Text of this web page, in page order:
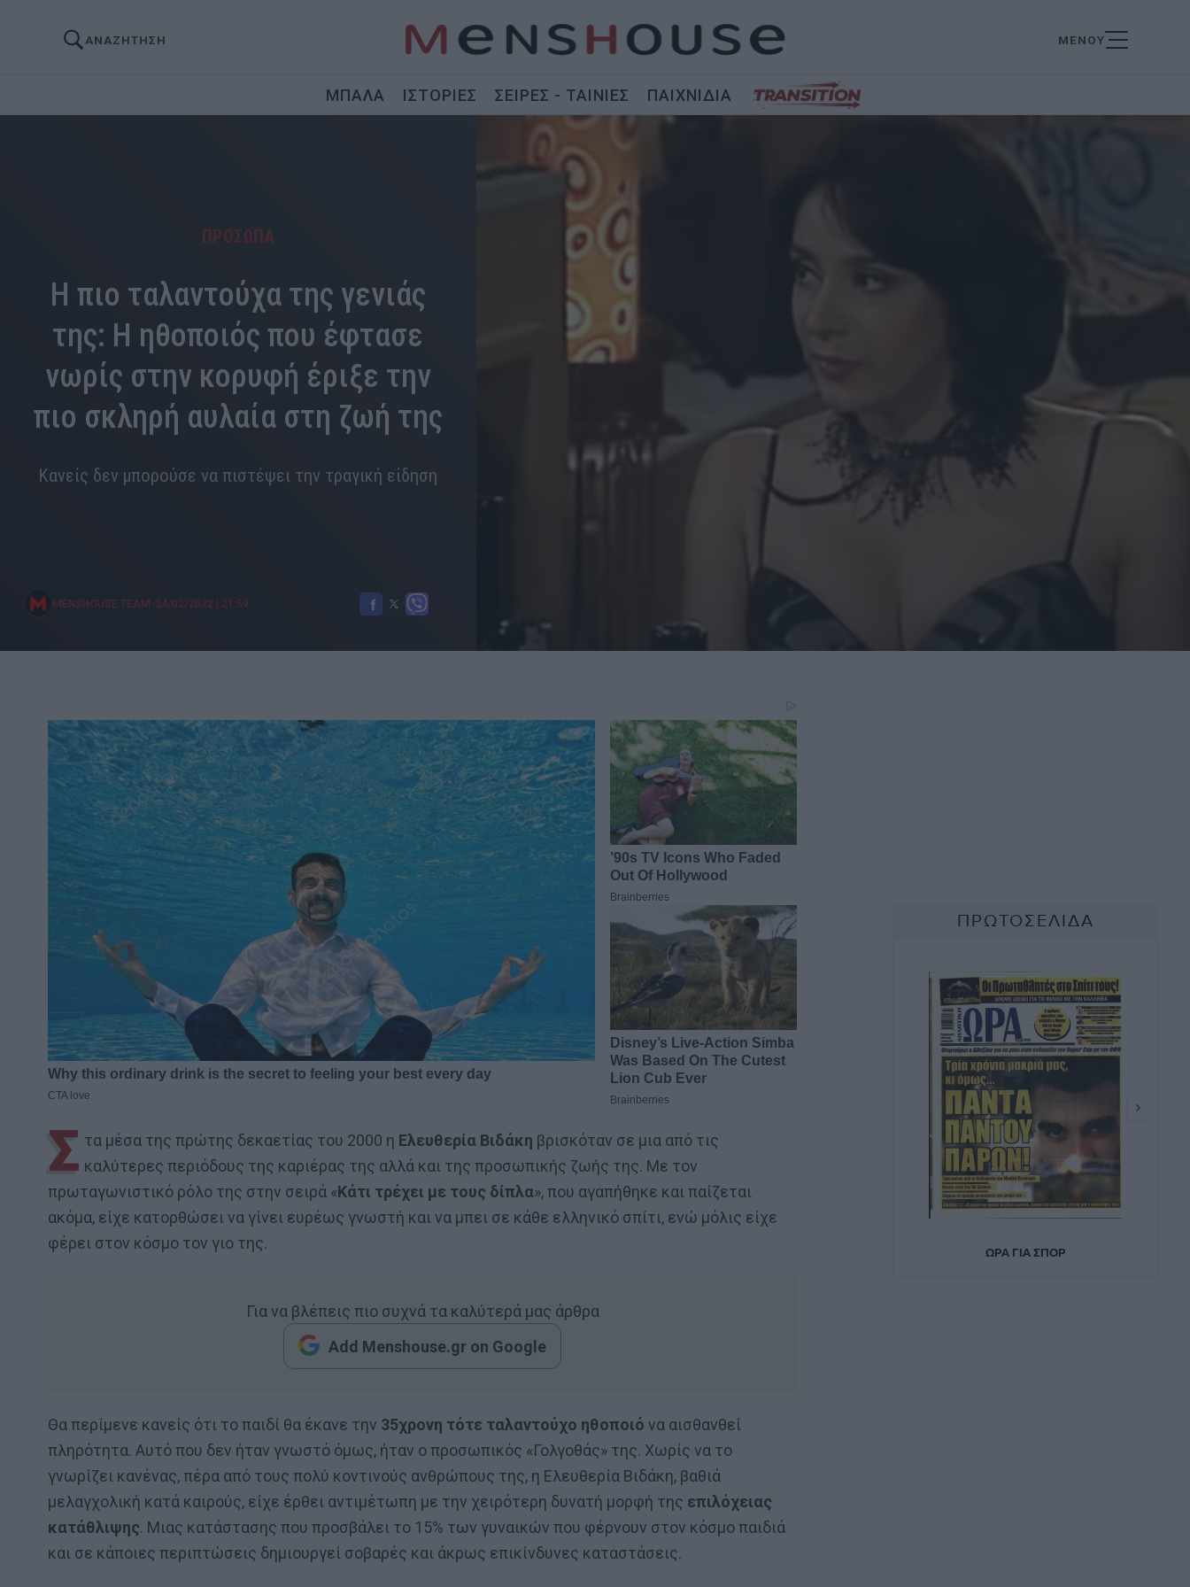
ΑΝΑΖΗΤΗΣΗ ΜΕΝΟΥ
ΜΠΑΛΑ ΙΣΤΟΡΙΕΣ ΣΕΙΡΕΣ - ΤΑΙΝΙΕΣ ΠΑΙΧΝΙΔΙΑ
ΠΡΟΣΩΠΑ
Η πιο ταλαντούχα της γενιάς
της: Η ηθοποιός που έφτασε
νωρίς στην κορυφή έριξε την
πιο σκληρή αυλαία στη ζωή της
Κανείς δεν μπορούσε να πιστέψει την τραγική είδηση
MENSHOUSE TEAM 24/02/2022 | 21:59
Σ τα μέσα της πρώτης δεκαετίας του 2000 η Ελευθερία Βιδάκη βρισκόταν σε μια από τις
καλύτερες περιόδους της καριέρας της αλλά και της προσωπικής ζωής της. Με τον
πρωταγωνιστικό ρόλο της στην σειρά «Κάτι τρέχει με τους δίπλα», που αγαπήθηκε και παίζεται
ακόμα, είχε κατορθώσει να γίνει ευρέως γνωστή και να μπει σε κάθε ελληνικό σπίτι, ενώ μόλις είχε
φέρει στον κόσμο τον γιο της.
Για να βλέπεις πιο συχνά τα καλύτερά μας άρθρα
Add Menshouse.gr on Google
Θα περίμενε κανείς ότι το παιδί θα έκανε την 35χρονη τότε ταλαντούχο ηθοποιό να αισθανθεί
πληρότητα. Αυτό που δεν ήταν γνωστό όμως, ήταν ο προσωπικός «Γολγοθάς» της. Χωρίς να το
γνωρίζει κανένας, πέρα από τους πολύ κοντινούς ανθρώπους της, η Ελευθερία Βιδάκη, βαθιά
μελαγχολική κατά καιρούς, είχε έρθει αντιμέτωπη με την χειρότερη δυνατή μορφή της επιλόχειας
κατάθλιψης. Μιας κατάστασης που προσβάλει το 15% των γυναικών που φέρνουν στον κόσμο παιδιά
και σε κάποιες περιπτώσεις δημιουργεί σοβαρές και άκρως επικίνδυνες καταστάσεις.